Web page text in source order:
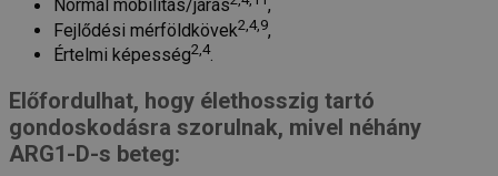
Normál mobilitás/járás
,
Fejlődési mérföldkövek2,4,9,
Értelmi képesség2,4.
Előfordulhat, hogy élethosszig tartó
gondoskodásra szorulnak, mivel néhány
ARG1-D-s beteg: